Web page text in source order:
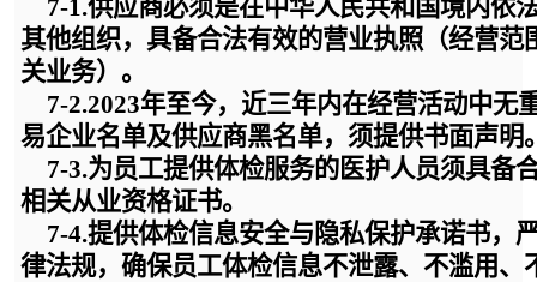
7-1.供应商必须是在中华人民共和国境内依
其他组织，具备合法有效的营业执照 （经营范
关业务） 。
7-2.2023年至今，近三年内在经营活动中无
易企业名单及供应商黑名单，须提供书面声明
7-3.为员工提供体检服务的医护人员须具备
相关从业资格证书。
7-4.提供体检信息安全与隐私保护承诺书，
律法规，确保员工体检信息不泄露、不滥用、